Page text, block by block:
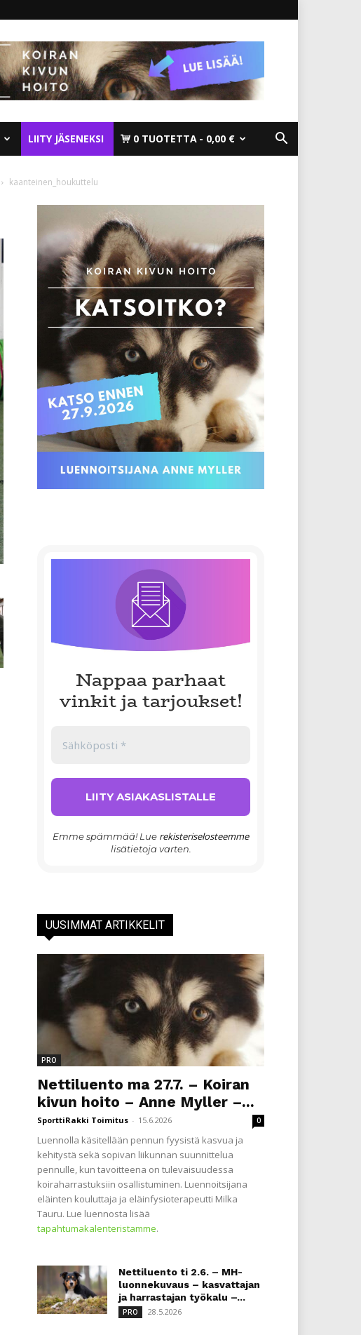
LIITY JÄSENEKSI 0 TUOTETTA 0,00 €
kaanteinen_houkuttelu
Nappaa parhaat
vinkit ja tarjoukset!
Emme spämmää! Lue rekisteriselosteemme
lisätietoja varten.
UUSIMMAT ARTIKKELIT
PRO
Nettiluento ma 27.7. – Koiran
kivun hoito – Anne Myller –...
SporttiRakki Toimitus - 15.6.2026 0
Luennolla käsitellään pennun fyysistä kasvua ja
kehitystä sekä sopivan liikunnan suunnittelua
pennulle, kun tavoitteena on tulevaisuudessa
koiraharrastuksiin osallistuminen. Luennoitsijana
eläinten kouluttaja ja eläinfysioterapeutti Milka
Tauru. Lue luennosta lisää
tapahtumakalenteristamme.
Nettiluento ti 2.6. – MH-
luonnekuvaus – kasvattajan
ja harrastajan työkalu –...
PRO 28.5.2026